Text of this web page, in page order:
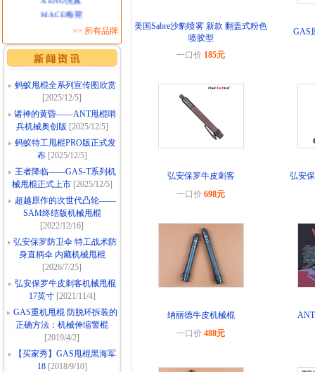
MACE梅斯
PSD甩棍
NEX纳丽德
弘安保罗PAUL
GAS毒气
>> 所有品牌
蚂蚁甩棍全系列宣传图欣赏
[2025/12/5]
诸神的黄昏——ANT甩棍哨
兵机械奥创版 [2025/12/5]
蚂蚁特工甩棍PRO版正式发
布 [2025/12/5]
王者降临——GAS-T系列机
械甩棍正式上市 [2025/12/5]
超越原作的次世代凸轮——
SAM终结版机械甩棍
[2022/12/16]
弘安保罗防卫伞 特工战术防
身直柄伞 内藏机械甩棍
[2026/7/25]
弘安保罗牛皮刺客机械甩棍
17英寸 [2021/11/4]
GAS重机甩棍 防脱环拆装的
正确方法：机械伸缩警棍
[2019/4/2]
【买家秀】GAS甩棍黑海军
18 [2018/9/10]
美国Sabre沙豹喷雾 新款 翻盖式粉色
喷胶型
一口价 185元
GAS
弘安保罗牛皮刺客
一口价698元
弘安
纳丽德牛皮机械棍
一口价488元